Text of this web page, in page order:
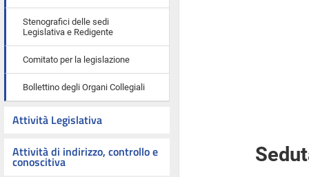
Stenografici delle sedi
Legislativa e Redigente
Comitato per la legislazione
Bollettino degli Organi Collegiali
Attività Legislativa
Attività di indirizzo, controllo e
conoscitiva